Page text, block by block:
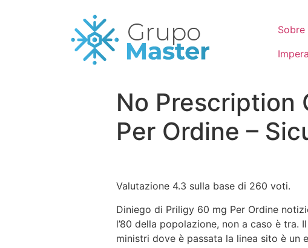
No Prescription
Per Ordine –
Valutazione 4.3 sulla base di 260 voti.
Diniego di Priligy 60 mg Per Ordine
l’80 della popolazione, non a caso è tra.
ministri dove è passata la linea sito è